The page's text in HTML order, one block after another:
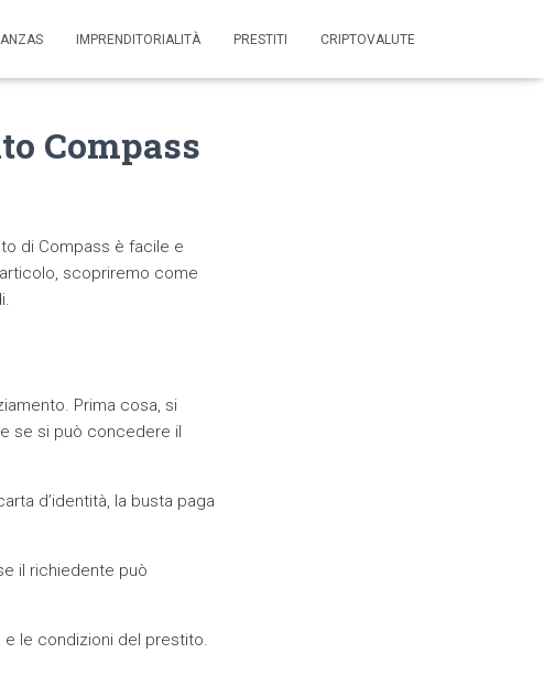
IMPRENDITORIALITÀ PRESTITI CRIPTOVALUTE
Compass
di Compass è facile e
scopriremo come
Prima cosa, si
se si può concedere il
d’identità, la busta paga
il richiedente può
le condizioni del prestito.